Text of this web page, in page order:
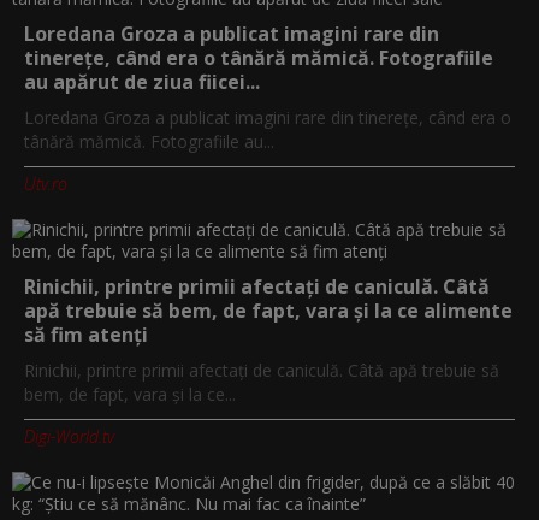
Loredana Groza a publicat imagini rare din
tinerețe, când era o tânără mămică. Fotografiile
au apărut de ziua fiicei...
Loredana Groza a publicat imagini rare din tinerețe, când era o
tânără mămică. Fotografiile au...
Utv.ro
Rinichii, printre primii afectați de caniculă. Câtă
apă trebuie să bem, de fapt, vara și la ce alimente
să fim atenți
Rinichii, printre primii afectați de caniculă. Câtă apă trebuie să
bem, de fapt, vara și la ce...
Digi-World.tv